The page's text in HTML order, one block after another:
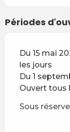
Périodes
Du 15 mai
les jours
Du 1
Ouvert tous
Sous